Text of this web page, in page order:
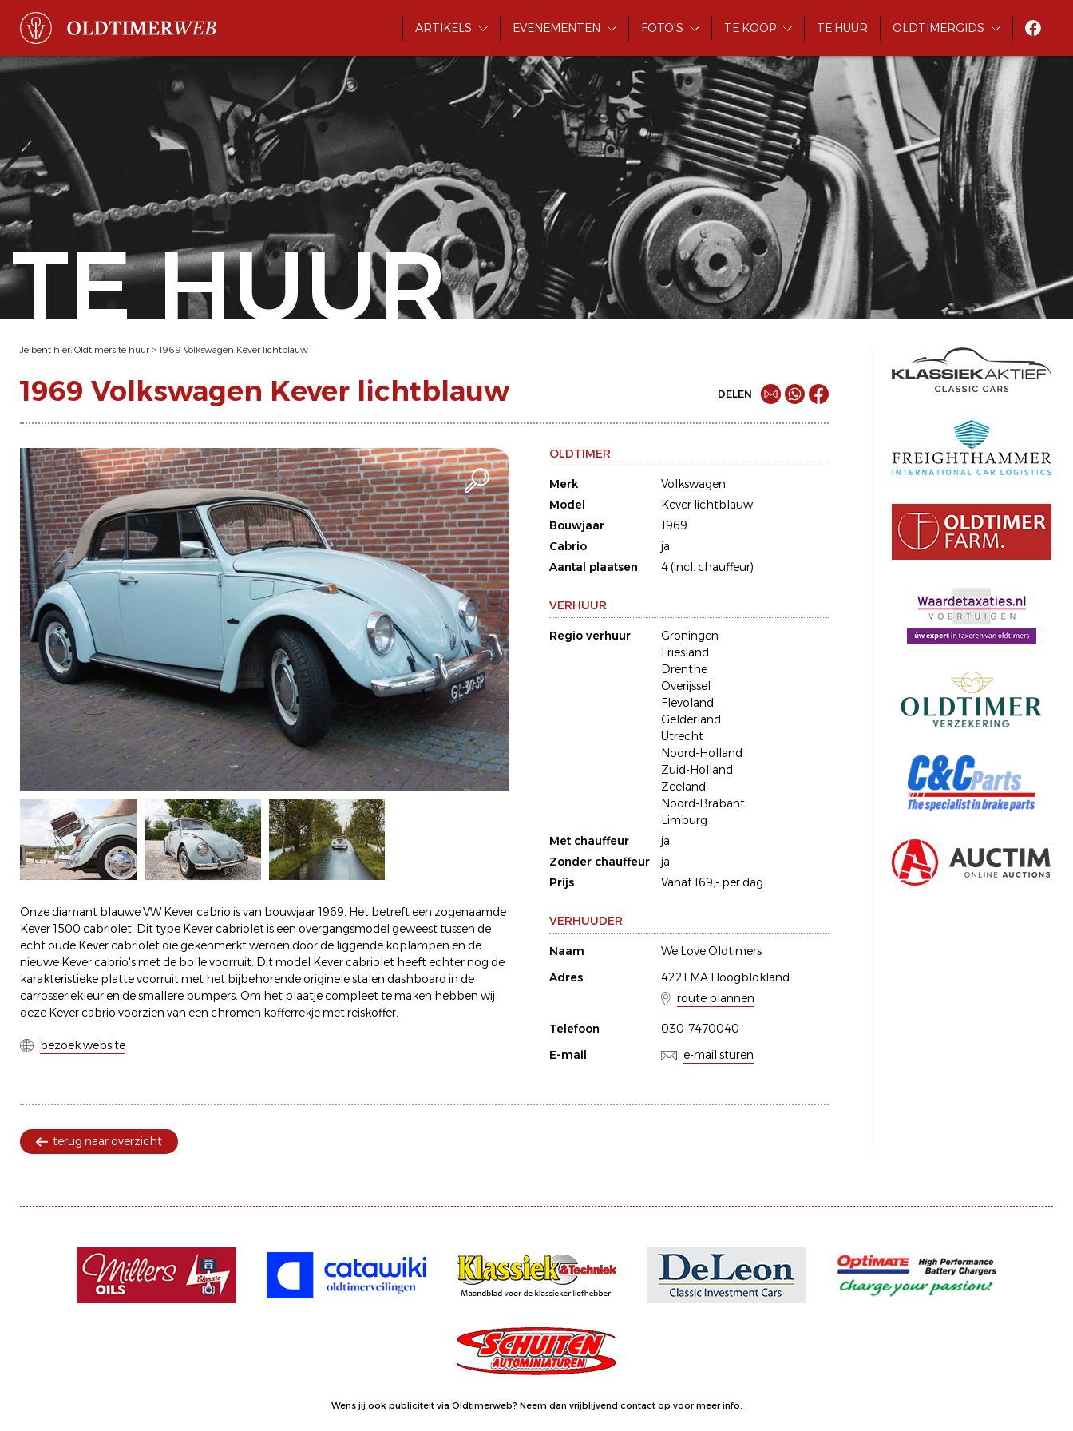
ARTIKELS EVENEMENTEN FOTO'S TE KOOP TE HUUR OLDTIMERGIDS
TE HUUR
Je bent hier: Oldtimers te huur > 1969 Volkswagen Kever lichtblauw
1969 Volkswagen Kever lichtblauw DELEN
Onze diamant blauwe VW Kever cabrio is van bouwjaar 1969. Het betreft een zogenaamde
Kever 1500 cabriolet. Dit type Kever cabriolet is een overgangsmodel geweest tussen de
echt oude Kever cabriolet die gekenmerkt werden door de liggende koplampen en de
nieuwe Kever cabrio's met de bolle voorruit. Dit model Kever cabriolet heeft echter nog de
karakteristieke platte voorruit met het bijbehorende originele stalen dashboard in de
carrosseriekleur en de smallere bumpers. Om het plaatje compleet te maken hebben wij
deze Kever cabrio voorzien van een chromen kofferrekje met reiskoffer.
bezoek website
OLDTIMER
Merk
Volkswagen
Model
Kever lichtblauw
Bouwjaar
1969
Cabrio
ja
Aantal plaatsen
4 (incl. chauffeur)
VERHUUR
Regio verhuur
Groningen
Friesland
Drenthe
Overijssel
Flevoland
Gelderland
Utrecht
Noord-Holland
Zuid-Holland
Zeeland
Noord-Brabant
Limburg
Met chauffeur
ja
Zonder chauffeur
ja
Prijs
Vanaf 169,- per dag
VERHUUDER
Naam
We Love Oldtimers
Adres
4221 MA Hoogblokland
route plannen
Telefoon
030-7470040
E-mail
e-mail sturen
terug naar overzicht
Wens jij ook publiciteit via Oldtimerweb? Neem dan vrijblijvend contact op voor meer info.